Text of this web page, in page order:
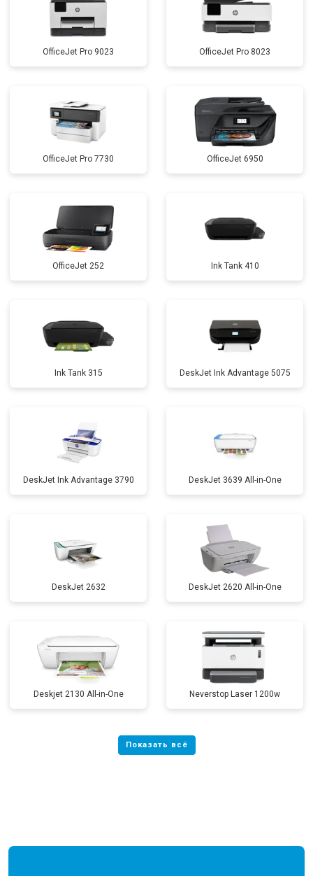
OfficeJet Pro 9023 OfficeJet Pro 8023
OfficeJet Pro 7730 OfficeJet 6950
OfficeJet 252 Ink Tank 410
Ink Tank 315 DeskJet Ink Advantage 5075
DeskJet Ink Advantage 3790 DeskJet 3639 All-in-One
DeskJet 2632 DeskJet 2620 All-in-One
Deskjet 2130 All-in-One Neverstop Laser 1200w